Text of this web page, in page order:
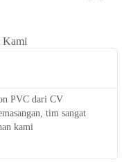
Kami
PVC dari CV
tim sangat
kami